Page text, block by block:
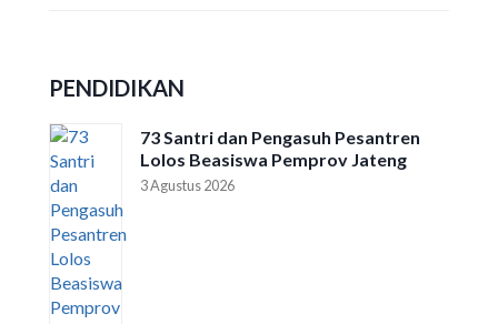
PENDIDIKAN
73 Santri dan Pengasuh Pesantren
Lolos Beasiswa Pemprov Jateng
3 Agustus 2026